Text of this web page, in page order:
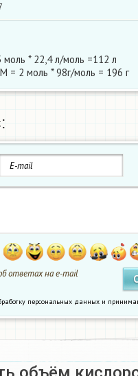
моль * 22,4 л/моль =112 л
= 2 моль * 98г/моль = 196 г
ответах на e-mail
персональных данных и